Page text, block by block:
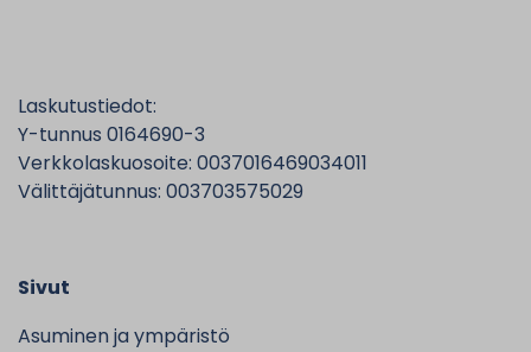
Laskutustiedot:
Y-tunnus 0164690-3
Verkkolaskuosoite: 0037016469034011
Välittäjätunnus: 003703575029
Sivut
Asuminen ja ympäristö